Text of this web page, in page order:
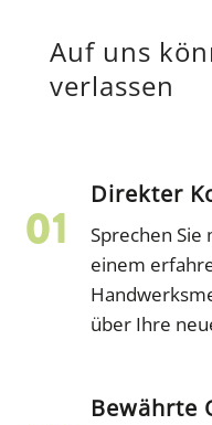
Auf uns
verlassen
Direkter
Sprechen Sie
einem
über Ihre
Bewährte